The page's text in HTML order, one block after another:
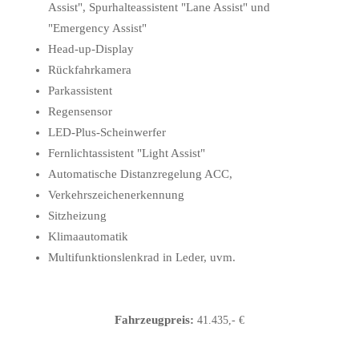
Assist", Spurhalteassistent "Lane Assist" und
"Emergency Assist"
Head-up-Display
Rückfahrkamera
Parkassistent
Regensensor
LED-Plus-Scheinwerfer
Fernlichtassistent "Light Assist"
Automatische Distanzregelung ACC,
Verkehrszeichenerkennung
Sitzheizung
Klimaautomatik
Multifunktionslenkrad in Leder, uvm.
Fahrzeugpreis: 41.435,- €